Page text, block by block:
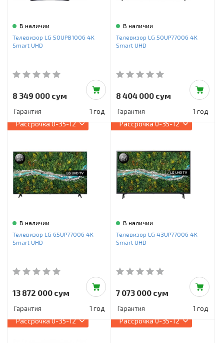
В наличии
Телевизор LG 50UP81006 4K
Smart UHD
8 349 000 сум
Гарантия 1 год
В наличии
Телевизор LG 50UP77006 4K
Smart UHD
8 404 000 сум
Гарантия 1 год
Рассрочка0-35-12
В наличии
Телевизор LG 65UP77006 4K
Smart UHD
13 872 000 сум
Гарантия 1 год
Рассрочка0-35-12
В наличии
Телевизор LG 43UP77006 4K
Smart UHD
7 073 000 сум
Гарантия 1 год
Рассрочка0-35-12 Рассрочка0-35-12